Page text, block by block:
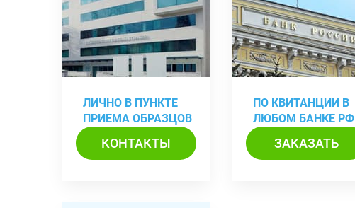
ЛИЧНО В ПУНКТЕ
ПРИЕМА ОБРАЗЦОВ
КОНТАКТЫ
ПО КВИТАНЦИИ В
ЛЮБОМ БАНКЕ РФ
ЗАКАЗАТЬ